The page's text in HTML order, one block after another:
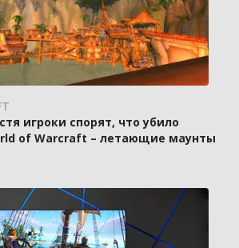
игроки спорят, что убило
of Warcraft – летающие маунты